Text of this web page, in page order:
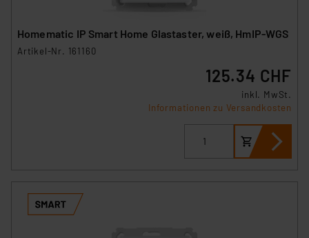
Homematic IP Smart Home Glastaster, weiß, HmIP-WGS
Artikel-Nr. 161160
125.34 CHF
inkl. MwSt.
Informationen zu Versandkosten